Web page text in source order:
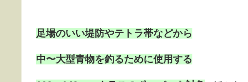
足場のいい堤防やテトラ帯などから
中〜大型青物を釣るために使用する